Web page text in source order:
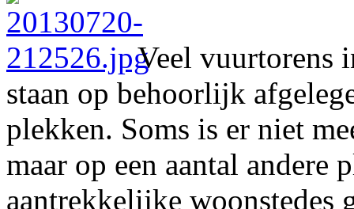
Veel vuurtorens
staan op behoorlijk
plekken. Soms is er niet
maar op een aantal andere
aantrekkelijke woonstedes